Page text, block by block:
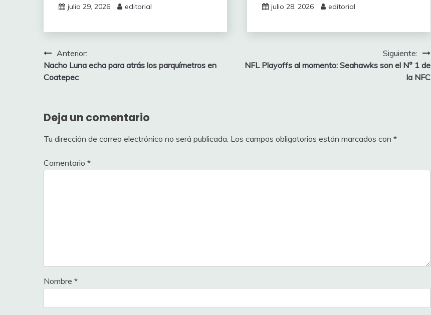
julio 29, 2026 editorial julio 28, 2026 editorial
Navegación
de
Anterior:
Nacho Luna echa para atrás los parquímetros en
Coatepec
Siguiente:
NFL Playoffs al momento: Seahawks son el N° 1 de
la NFC
Deja un comentario
Tu dirección de correo electrónico no será publicada. Los campos obligatorios están marcados con *
Comentario *
Nombre *